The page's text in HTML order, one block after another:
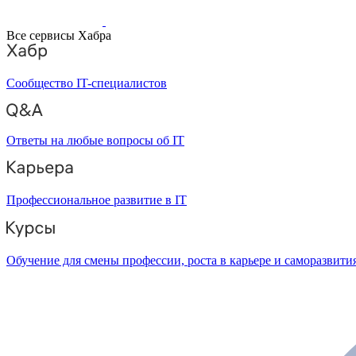
Все сервисы Хабра
Сообщество IT-специалистов
Ответы на любые вопросы об IT
Профессиональное развитие в IT
Обучение для смены профессии, роста в карьере и